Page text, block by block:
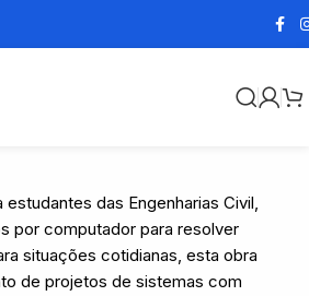
das Engenharias Civil,
por computador para resolver
situações cotidianas, esta obra
de projetos de sistemas com